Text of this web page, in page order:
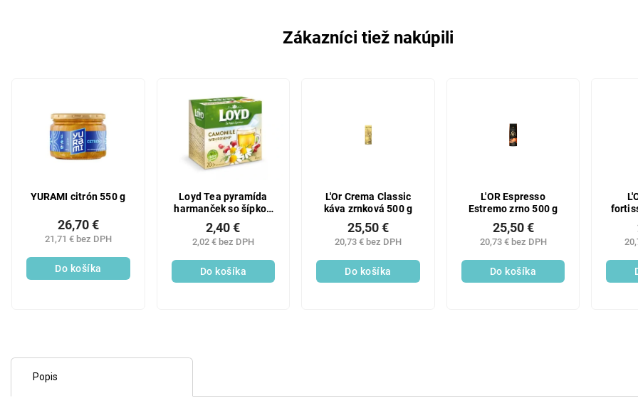
Zákazníci tiež nakúpili
YURAMI citrón 550 g
21,71 € bez DPH
26,70 €
Do košíka
Loyd Tea pyramída
harmanček so šípkou
40g
2,02 € bez DPH
2,40 €
Do košíka
L'Or Crema Classic
káva zrnková 500 g
20,73 € bez DPH
25,50 €
Do košíka
L'OR Espresso
Estremo zrno 500 g
20,73 € bez DPH
25,50 €
Do košíka
Popis